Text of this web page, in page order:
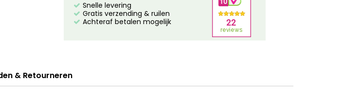
Snelle levering
Gratis verzending & ruilen
Achteraf betalen mogelijk
& Retourneren